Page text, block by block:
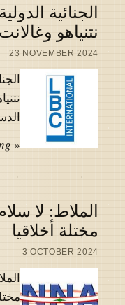
الجنائية
نتنياهو
23 NOVEMBER 2024
»
الملاط: لا
مختلة أخلاقيا
3 OCTOBER 2024